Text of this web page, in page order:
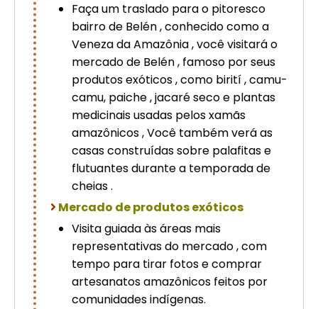
Faça um traslado para o pitoresco
bairro de Belén , conhecido como a
Veneza da Amazônia , você visitará o
mercado de Belén , famoso por seus
produtos exóticos , como birití , camu-
camu, paiche , jacaré seco e plantas
medicinais usadas pelos xamãs
amazônicos , Você também verá as
casas construídas sobre palafitas e
flutuantes durante a temporada de
cheias .
Mercado de produtos exóticos
Visita guiada às áreas mais
representativas do mercado , com
tempo para tirar fotos e comprar
artesanatos amazônicos feitos por
comunidades indígenas.